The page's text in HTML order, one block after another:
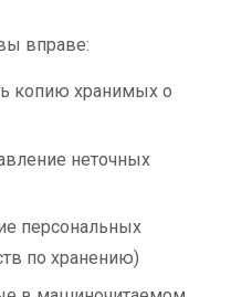
вправе:
копию хранимых о
неточных
персональных
по хранению)